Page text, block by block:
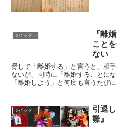
ツイッター
『離
こと
ない
脅しで「離婚する」と言うと、相
ないが、同時に「離婚することに
「離婚しよう」と何度も言うたび
ツイッター
引退
雛』